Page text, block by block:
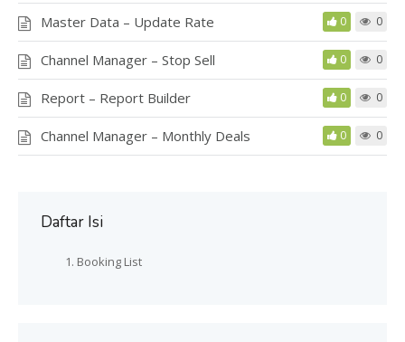
Master Data – Update Rate 0 0
Channel Manager – Stop Sell 0 0
Report – Report Builder 0 0
Channel Manager – Monthly Deals 0 0
Daftar Isi
Booking List